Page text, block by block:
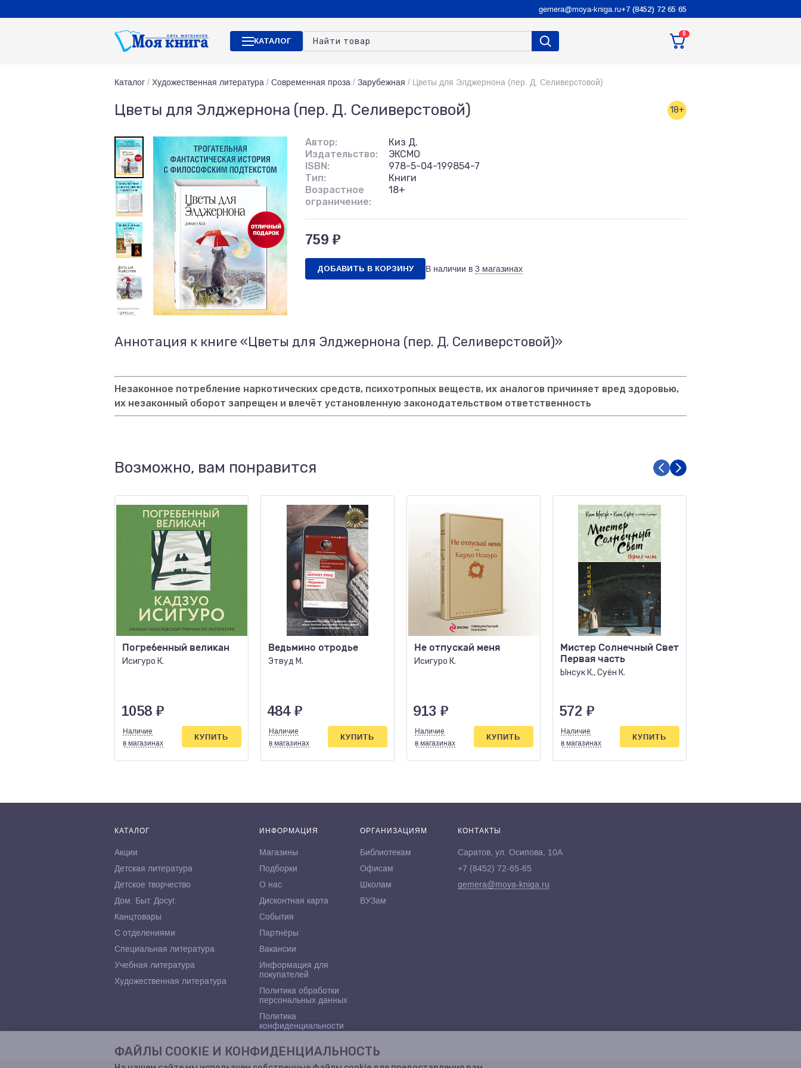
gemera@moya-kniga.ru+7 (8452) 72 65 65
КАТАЛОГ
0
Каталог / Художественная литература / Современная проза / Зарубежная / Цветы для Элджернона (пер. Д. Селиверстовой)
Цветы для Элджернона (пер. Д. Селиверстовой) 18+
Автор:
Киз Д.
Издательство:
ЭКСМО
ISBN:
978-5-04-199854-7
Тип:
Книги
Возрастное
ограничение:
18+
759 ₽
ДОБАВИТЬ В КОРЗИНУ В наличии в 3 магазинах
Аннотация к книге «Цветы для Элджернона (пер. Д. Селиверстовой)»
Незаконное потребление наркотических средств, психотропных веществ, их аналогов причиняет вред здоровью,
их незаконный оборот запрещен и влечёт установленную законодательством ответственность
Возможно, вам понравится
Погребенный великан
Исигуро К.
1058 ₽
Наличие
в магазинах
КУПИТЬ
Ведьмино отродье
Этвуд М.
484 ₽
Наличие
в магазинах
КУПИТЬ
Не отпускай меня
Исигуро К.
913 ₽
Наличие
в магазинах
КУПИТЬ
Мистер Солнечный Свет
Первая часть
Ынсук К., Суён К.
572 ₽
Наличие
в магазинах
КУПИТЬ
КАТАЛОГ
Акции
Детская литература
Детское творчество
Дом. Быт. Досуг.
Канцтовары
С отделениями
Специальная литература
Учебная литература
Художественная литература
ИНФОРМАЦИЯ
Магазины
Подборки
О нас
Дисконтная карта
События
Партнёры
Вакансии
Информация для
покупателей
Политика обработки
персональных данных
Политика
конфиденциальности
ОРГАНИЗАЦИЯМ
Библиотекам
Офисам
Школам
ВУЗам
КОНТАКТЫ
Саратов, ул. Осипова, 10А
+7 (8452) 72-65-65
gemera@moya-kniga.ru
ФАЙЛЫ COOKIE И КОНФИДЕНЦИАЛЬНОСТЬ